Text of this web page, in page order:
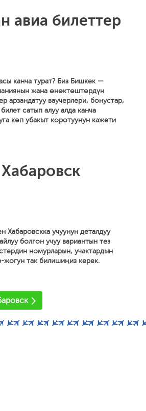
авиа билеттер
канча турат? Биз Бишкек —
жана өнөктөштөрдүн
арзандатуу ваучерлери, бонустар,
сатып алуу алда канча
көп убакыт коротуунун кажети
Хабаровскка учуунун деталдуу
болгон учуу вариантын тез
номурларын, учактардын
жогун так билишиңиз керек.